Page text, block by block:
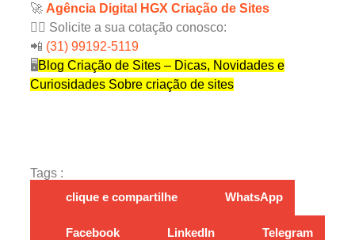
🚀 Agência Digital HGX Criação de Sites
✍🏻 Solicite a sua cotação conosco:
📲 (31) 99192-5119
🖥Blog Criação de Sites – Dicas, Novidades e
Curiosidades Sobre criação de sites
Tags :
clique e compartilhe
WhatsApp
Facebook LinkedIn Telegram